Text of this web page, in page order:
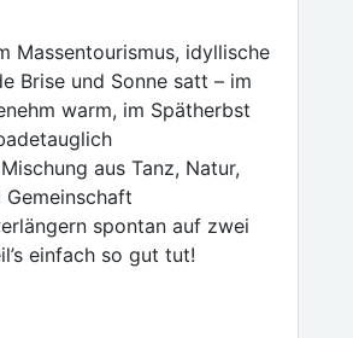
Massentourismus, idyllische
Brise und Sonne satt – im
warm, im Spätherbst
aus Tanz, Natur,
Gemeinschaft
spontan auf zwei
einfach so gut tut!